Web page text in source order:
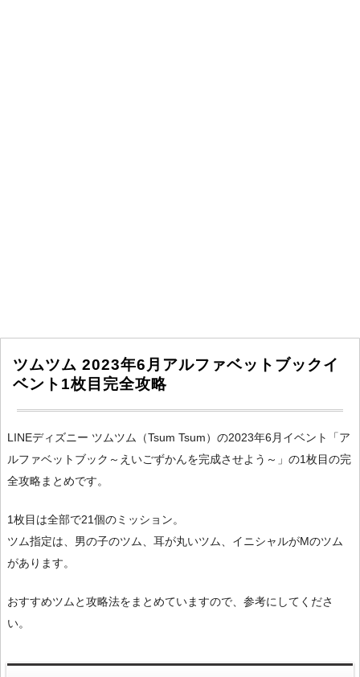
ツムツム 2023年6月アルファベットブックイ
ベント1枚目完全攻略
LINEディズニー ツムツム（Tsum Tsum）の2023年6月イベント「ア
ルファベットブック～えいごずかんを完成させよう～」の1枚目の完
全攻略まとめです。
1枚目は全部で21個のミッション。
ツム指定は、男の子のツム、耳が丸いツム、イニシャルがMのツム
があります。
おすすめツムと攻略法をまとめていますので、参考にしてくださ
い。